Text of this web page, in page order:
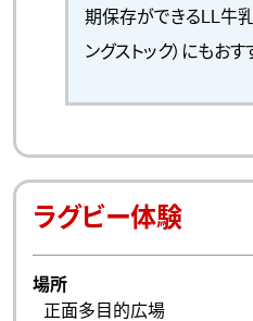
期保存ができるLL牛
ングストック）にもおす
ラグビー体験
場所
正面多目的広場